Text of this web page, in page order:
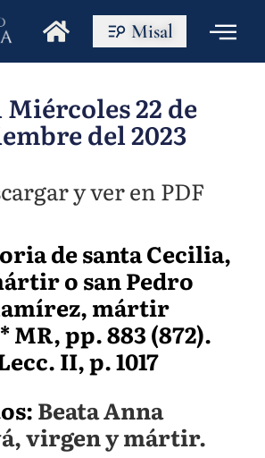
Misal
22 de
del 2023
y ver en PDF
de santa Cecilia,
o san Pedro
mártir
MR, pp. 883 (872).
II, p. 1017
Beata Anna
virgen y mártir.